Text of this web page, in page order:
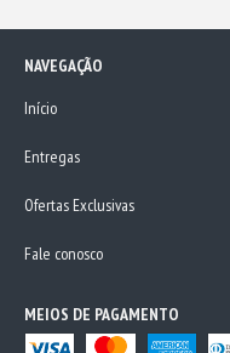
NAVEGAÇÃO
Início
Entregas
Ofertas Exclusivas
Fale conosco
MEIOS DE PAGAMENTO